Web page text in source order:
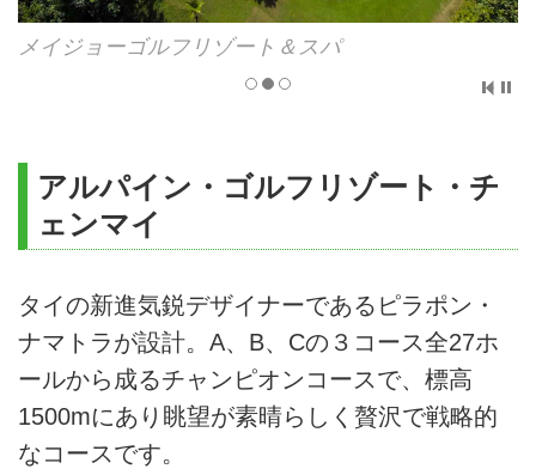
メイジョーゴルフリゾート＆スパ
アルパイン・ゴルフリゾート・チ
ェンマイ
タイの新進気鋭デザイナーであるピラポン・
ナマトラが設計。A、B、Cの３コース全27ホ
ールから成るチャンピオンコースで、標高
1500mにあり眺望が素晴らしく贅沢で戦略的
なコースです。